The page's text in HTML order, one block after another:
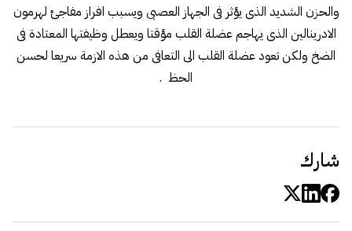
والحزن الشديد الذى يؤثر فى الجهاز العصبى ويسبب افراز مفاجئ لهرمون
الادرينالين الذى يهاجم عضلة القلب مؤقتا ويعطل وظيفتها المعتادة فى
الضخ ولكن تعود عضلة القلب الى التعافى من هذه الازمة سريعا لحسن
الحظ .
شارك